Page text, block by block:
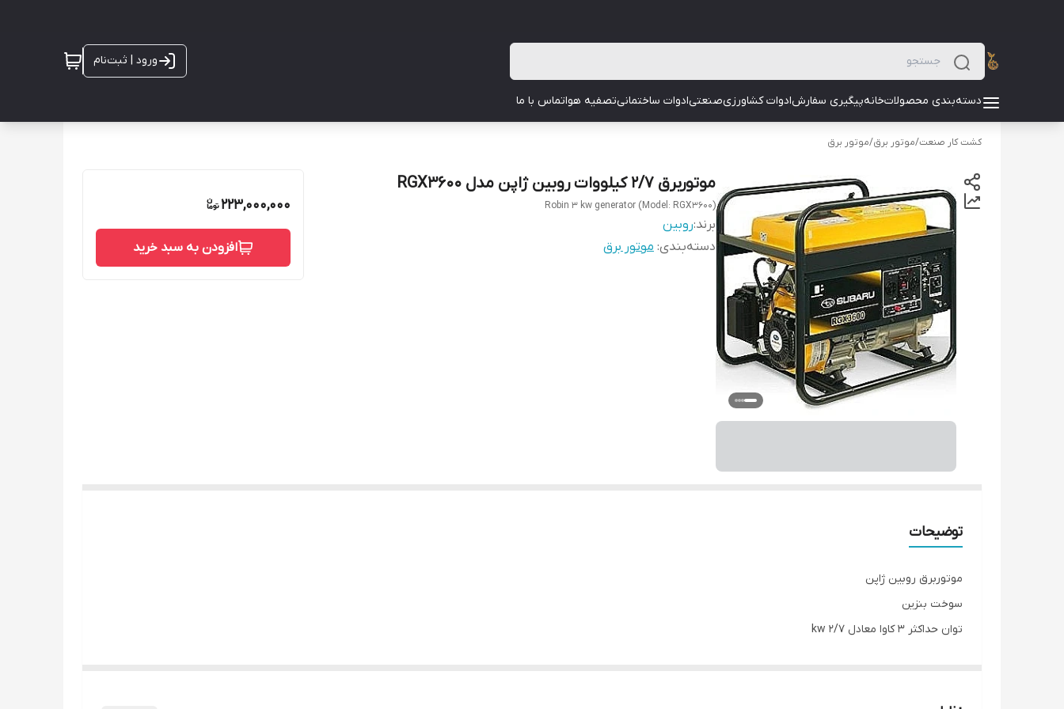
ورود | ثبت‌نام
دسته‌بندی محصولاتخانهپیگیری سفارشادوات کشاورزیصنعتیادوات ساختمانیتصفیه هواتماس با ما
کشت کار صنعت/موتور برق/موتور برق
موتوربرق 2/7 کیلووات روبین ژاپن مدل RGX3600
Robin 3 kw generator (Model: RGX3600)
برند:روبین
دسته‌بندی: موتور برق
223,000,000
افزودن به سبد خرید
توضیحات
موتوربرق روبین ژاپن
سوخت بنزین
توان حداکثر 3 کاوا معادل 2/7 kw